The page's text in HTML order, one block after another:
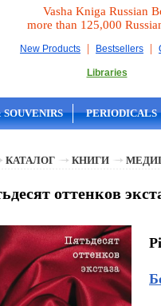
Vasha Kniga Russian
more than 125,000
New Products | Bestsellers |
Libraries
SOUVENIRS PERIODICALS
КАТАЛОГ КНИГИ
оттенков